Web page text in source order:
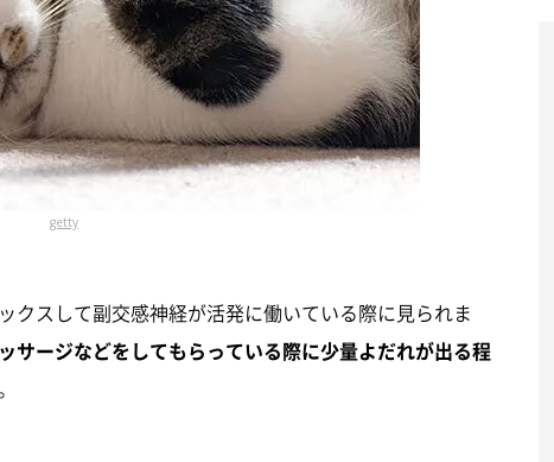
getty
クスして副交感神経が活発に働いている際に見られま
サージなどをしてもらっている際に少量よだれが出る程